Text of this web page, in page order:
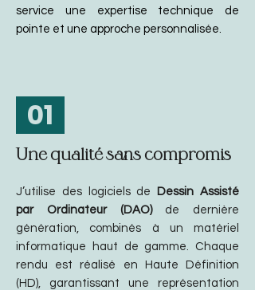
service une expertise technique de
pointe et une approche personnalisée.
01
Une qualité sans compromis
​J’utilise des logiciels de
Dessin Assisté
par Ordinateur (DAO)de dernière
génération, combinés à un matériel
informatique haut de gamme. Chaque
rendu est réalisé en Haute Définition
(HD), garantissant une représentation